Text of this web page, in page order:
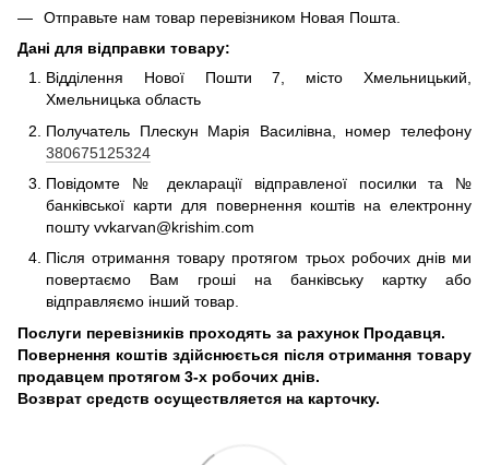
Отправьте нам товар перевізником Новая Пошта.
Дані для відправки товару:
Відділення Нової Пошти 7, місто Хмельницький,
Хмельницька область
Получатель Плескун Марія Василівна, номер телефону
380675125324
Повідомте № декларації відправленої посилки та №
банківської карти для повернення коштів на електронну
пошту vvkarvan@krishim.com
Після отримання товару протягом трьох робочих днів ми
повертаємо Вам гроші на банківську картку або
відправляємо інший товар.
Послуги перевізників проходять за рахунок Продавця.
Повернення коштів здійснюється після отримання товару
продавцем протягом 3-х робочих днів.
Возврат средств осуществляется на карточку.